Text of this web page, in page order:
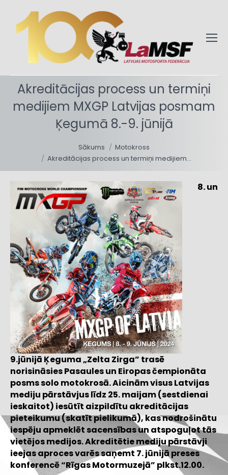
Akreditācijas process un termiņi
medijiem MXGP Latvijas posmam
Ķegumā 8.-9. jūnijā
Sākums
Motokross
Akreditācijas process un termiņi medijiem…
8. un
9.jūnijā Ķeguma „Zelta Zirga” trasē
norisināsies Pasaules un Eiropas čempionāta
posms solo motokrosā. Aicinām visus Latvijas
mediju pārstāvjus līdz 25. maijam (sestdienai
ieskaitot) iesūtīt aizpildītu akreditācijas
pieteikumu (skatīt pielikumā), kas nodrošinātu
iespēju apmeklēt sacensības un atspoguļot tās
vietējos medijos. Akreditētie mediju pārstāvji
ieejas aproces varēs saņemt 7. jūnijā preses
konferencē “Rīgas Motormuzejā” plkst.12.00.